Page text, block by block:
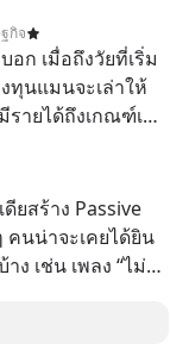
างขอบเขตเพื่อ
ามสัมพันธ์ของคน
กิจ
ก เมื่อถึงวัยที่เริ่ม
ทุนแมนจะเล่าให้
ายได้ถึงเกณฑ์เสีย
ษีได้แล้ว ยังเป็น
ว แต่น้อยคน
าง
ดีกับเรา แล้วเรา
าง เพื่อให้นำไปใช้
ฟัง
ยสร้าง Passive
นน่าจะเคยได้ยิน
ง เช่น เพลง “ไม่มี
งแล้ว